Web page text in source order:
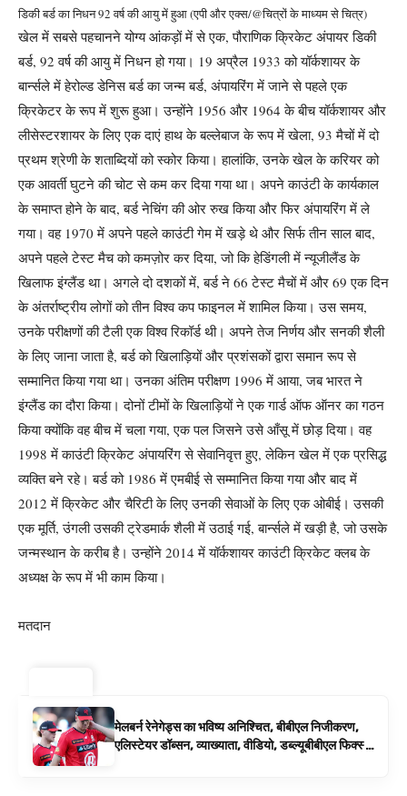
डिकी बर्ड का निधन 92 वर्ष की आयु में हुआ (एपी और एक्स/@चित्रों के माध्यम से चित्र)
खेल में सबसे पहचानने योग्य आंकड़ों में से एक, पौराणिक क्रिकेट अंपायर डिकी
बर्ड, 92 वर्ष की आयु में निधन हो गया। 19 अप्रैल 1933 को यॉर्कशायर के
बार्न्सले में हेरोल्ड डेनिस बर्ड का जन्म बर्ड, अंपायरिंग में जाने से पहले एक
क्रिकेटर के रूप में शुरू हुआ। उन्होंने 1956 और 1964 के बीच यॉर्कशायर और
लीसेस्टरशायर के लिए एक दाएं हाथ के बल्लेबाज के रूप में खेला, 93 मैचों में दो
प्रथम श्रेणी के शताब्दियों को स्कोर किया। हालांकि, उनके खेल के करियर को
एक आवर्ती घुटने की चोट से कम कर दिया गया था। अपने काउंटी के कार्यकाल
के समाप्त होने के बाद, बर्ड नेचिंग की ओर रुख किया और फिर अंपायरिंग में ले
गया। वह 1970 में अपने पहले काउंटी गेम में खड़े थे और सिर्फ तीन साल बाद,
अपने पहले टेस्ट मैच को कमज़ोर कर दिया, जो कि हेडिंगली में न्यूजीलैंड के
खिलाफ इंग्लैंड था। अगले दो दशकों में, बर्ड ने 66 टेस्ट मैचों में और 69 एक दिन
के अंतर्राष्ट्रीय लोगों को तीन विश्व कप फाइनल में शामिल किया। उस समय,
उनके परीक्षणों की टैली एक विश्व रिकॉर्ड थी। अपने तेज निर्णय और सनकी शैली
के लिए जाना जाता है, बर्ड को खिलाड़ियों और प्रशंसकों द्वारा समान रूप से
सम्मानित किया गया था। उनका अंतिम परीक्षण 1996 में आया, जब भारत ने
इंग्लैंड का दौरा किया। दोनों टीमों के खिलाड़ियों ने एक गार्ड ऑफ ऑनर का गठन
किया क्योंकि वह बीच में चला गया, एक पल जिसने उसे आँसू में छोड़ दिया। वह
1998 में काउंटी क्रिकेट अंपायरिंग से सेवानिवृत्त हुए, लेकिन खेल में एक प्रसिद्ध
व्यक्ति बने रहे। बर्ड को 1986 में एमबीई से सम्मानित किया गया और बाद में
2012 में क्रिकेट और चैरिटी के लिए उनकी सेवाओं के लिए एक ओबीई। उसकी
एक मूर्ति, उंगली उसकी ट्रेडमार्क शैली में उठाई गई, बार्न्सले में खड़ी है, जो उसके
जन्मस्थान के करीब है। उन्होंने 2014 में यॉर्कशायर काउंटी क्रिकेट क्लब के
अध्यक्ष के रूप में भी काम किया।
मतदान
मेलबर्न रेनेगेड्स का भविष्य अनिश्चित, बीबीएल निजीकरण,
एलिस्टेयर डॉब्सन, व्याख्याता, वीडियो, डब्ल्यूबीबीएल फिक्स्चर